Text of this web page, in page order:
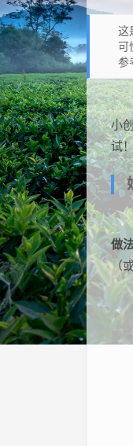
这
可
参
小
试
做
（